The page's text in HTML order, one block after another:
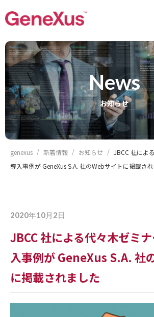
news
お知らせ
genexus 新着情報 お知らせ
JBCC 社によ
導入事例が GeneXus S.A. 社のWebサイトに掲載さ
2020年10月2日
JBCC 社による代々木ゼミ
入事例が GeneXus S.A. 社
に掲載されました